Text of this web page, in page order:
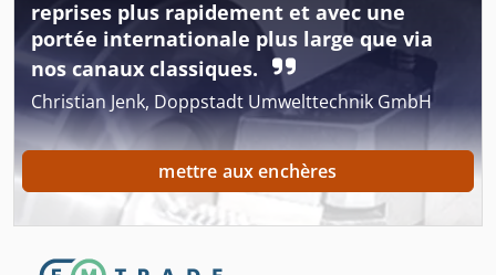
Conteneur De Stockage
Conteneur De Transport
Conteneur Maritime 40
Conteneur-Citerne Fa 200 Litres
Conteneurs De Produits De Protection Des Plantes
Conteneurs De Stockage
reprises plus rapidement et avec une
portée internationale plus large que via
nos canaux classiques.
Christian Jenk, Doppstadt Umwelttechnik GmbH
mettre aux enchères